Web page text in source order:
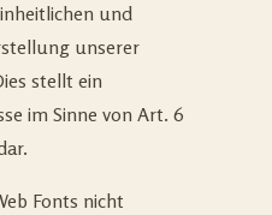
und
unserer
stellt ein
im Sinne von Art. 6
Fonts nicht